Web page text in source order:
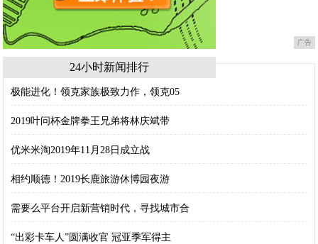
广告
24小时新闻排行
极能进化！领克家族极致力作，领克05
2019叶问杯金牌拳王兄弟将林庆斌带
优米米淘2019年11月28日成立战
相约顺德！2019长鹿旅游休博园夜游
需要么平台开启新营销时代，寻找城市合
“出彩卡车人”圆满收官 冠亚季军得主